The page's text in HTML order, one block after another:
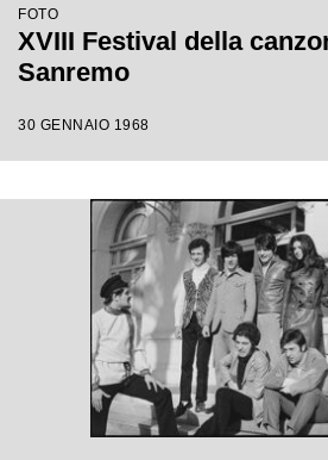
FOTO
XVIII Festival della
Sanremo
30 GENNAIO 1968